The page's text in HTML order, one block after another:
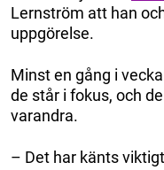
Lernström att han
uppgörelse.
Minst en gång i
de står i fokus, och
varandra.
– Det har känts